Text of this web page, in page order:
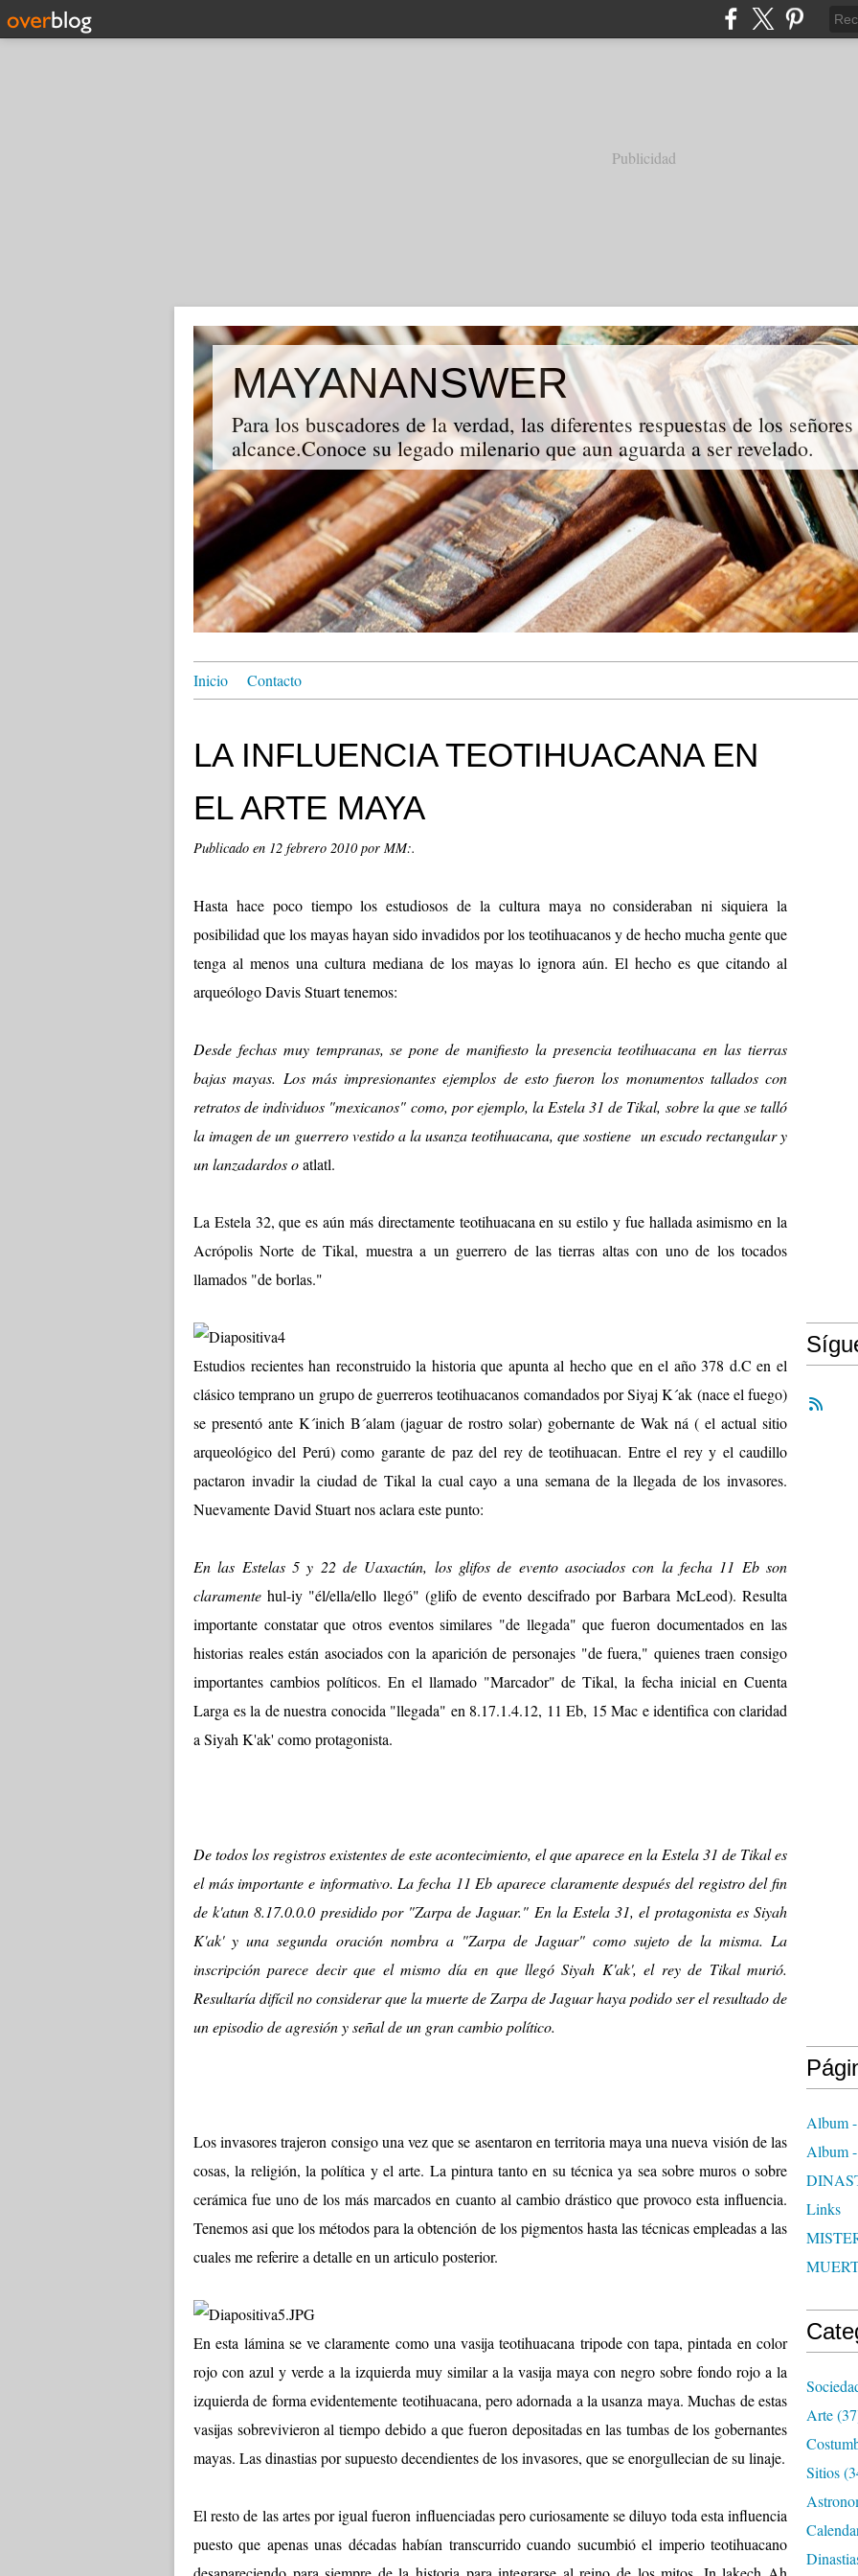
Publicidad
MAYANANSWER
Para los buscadores de la verdad, las diferentes respuestas de los
alcance.Conoce su legado milenario que aun aguarda a ser revelado.
Inicio Contacto
LA INFLUENCIA TEOTIHUACANA EN
EL ARTE MAYA
Publicado en 12 febrero 2010por MM:.
Hasta hace poco tiempo los estudiosos de la cultura maya no consideraban ni siquiera la
posibilidad que los mayas hayan sido invadidos por los teotihuacanos y de hecho mucha gente que
tenga al menos una cultura mediana de los mayas lo ignora aún. El hecho es que citando al
arqueólogo Davis Stuart tenemos:
Desde fechas muy tempranas, se pone de manifiesto la presencia teotihuacana en las tierras
bajas mayas. Los más impresionantes ejemplos de esto fueron los monumentos tallados con
retratos de individuos "mexicanos" como, por ejemplo, la Estela 31 de Tikal, sobre la que se talló
la imagen de un guerrero vestido a la usanza teotihuacana, que sostiene un escudo rectangular y
un lanzadardos oatlatl.
La Estela 32, que es aún más directamente teotihuacana en su estilo y fue hallada asimismo en la
Acrópolis Norte de Tikal, muestra a un guerrero de las tierras altas con uno de los tocados
llamados "de borlas."
Estudios recientes han reconstruido la historia que apunta al hecho que en el año 378 d.C en el
clásico temprano un grupo de guerreros teotihuacanos comandados por Siyaj K´ak (nace el fuego)
se presentó ante K´inich B´alam (jaguar de rostro solar) gobernante de Wak ná ( el actual sitio
arqueológico del Perú) como garante de paz del rey de teotihuacan. Entre el rey y el caudillo
pactaron invadir la ciudad de Tikal la cual cayo a una semana de la llegada de los invasores.
Nuevamente David Stuart nos aclara este punto:
En las Estelas 5 y 22 de Uaxactún, los glifos de evento asociados con la fecha 11 Eb son
claramente hul-iy "él/ella/ello llegó" (glifo de evento descifrado por Barbara McLeod). Resulta
importante constatar que otros eventos similares "de llegada" que fueron documentados en las
historias reales están asociados con la aparición de personajes "de fuera," quienes traen consigo
importantes cambios políticos. En el llamado "Marcador" de Tikal, la fecha inicial en Cuenta
Larga es la de nuestra conocida "llegada" en 8.17.1.4.12, 11 Eb, 15 Mac e identifica con claridad
a Siyah K'ak' como protagonista.
De todos los registros existentes de este acontecimiento, el que aparece en la Estela 31 de Tikal es
el más importante e informativo. La fecha 11 Eb aparece claramente después del registro del fin
de k'atun 8.17.0.0.0 presidido por "Zarpa de Jaguar." En la Estela 31, el protagonista es Siyah
K'ak' y una segunda oración nombra a "Zarpa de Jaguar" como sujeto de la misma. La
inscripción parece decir que el mismo día en que llegó Siyah K'ak', el rey de Tikal murió.
Resultaría difícil no considerar que la muerte de Zarpa de Jaguar haya podido ser el resultado de
un episodio de agresión y señal de un gran cambio político.
Los invasores trajeron consigo una vez que se asentaron en territoria maya una nueva visión de las
cosas, la religión, la política y el arte. La pintura tanto en su técnica ya sea sobre muros o sobre
cerámica fue uno de los más marcados en cuanto al cambio drástico que provoco esta influencia.
Tenemos asi que los métodos para la obtención de los pigmentos hasta las técnicas empleadas a las
cuales me referire a detalle en un articulo posterior.
En esta lámina se ve claramente como una vasija teotihuacana tripode con tapa, pintada en color
rojo con azul y verde a la izquierda muy similar a la vasija maya con negro sobre fondo rojo a la
izquierda de forma evidentemente teotihuacana, pero adornada a la usanza maya. Muchas de estas
vasijas sobrevivieron al tiempo debido a que fueron depositadas en las tumbas de los gobernantes
mayas. Las dinastias por supuesto decendientes de los invasores, que se enorgullecian de su linaje.
El resto de las artes por igual fueron influenciadas pero curiosamente se diluyo toda esta influencia
puesto que apenas unas décadas habían transcurrido cuando sucumbió el imperio teotihuacano
Album
Album
Links
Arte
Sitios